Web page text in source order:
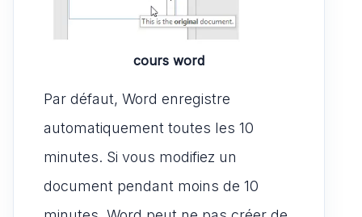
cours word
Par défaut, Word enregistre
automatiquement toutes les 10
minutes. Si vous modifiez un
document pendant moins de 10